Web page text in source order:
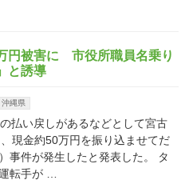
円被害に 市役所職員名乗り
と誘導
沖縄県
払い戻しがあるなどとして宮古
現金約50万円を振り込ませてだ
事件が発生したと発表した。 タ
転手が …